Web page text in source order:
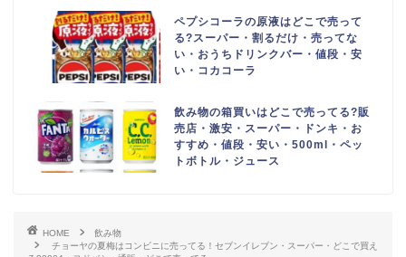
ペプシコーラの原液はどこで売って
る?スーパー・割るだけ・売ってな
い・おうちドリンクバー・値段・安
い・コカコーラ
飲み物の箱買いはどこで売ってる?販
売店・激安・スーパー・ドンキ・お
すすめ・値段・安い・500ml・ペッ
トボトル・ジュース
HOME
飲み物
チョーヤの夏梅はコンビニに売ってる！セブンイレブン・スーパー・どこで買え